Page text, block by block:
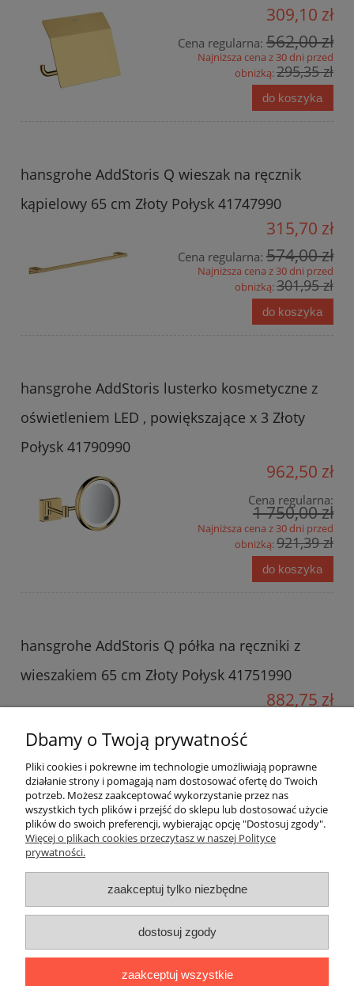
309,10 zł
Cena regularna: 562,00 zł
Najniższa cena z 30 dni przed
obniżką:295,35 zł
do koszyka
hansgrohe AddStoris Q wieszak na ręcznik
kąpielowy 65 cm Złoty Połysk 41747990
315,70 zł
Cena regularna: 574,00 zł
Najniższa cena z 30 dni przed
obniżką:301,95 zł
do koszyka
hansgrohe AddStoris lusterko kosmetyczne z
oświetleniem LED , powiększające x 3 Złoty
Połysk 41790990
962,50 zł
Cena regularna:
1 750,00 zł
Najniższa cena z 30 dni przed
obniżką:921,39 zł
do koszyka
hansgrohe AddStoris Q półka na ręczniki z
wieszakiem 65 cm Złoty Połysk 41751990
882,75 zł
obniżką:844,95 zł
do koszyka
Informacje o sklepie
Warunki zakupów
Twoje konto
Dbamy o Twoją prywatność
Pliki cookies i pokrewne im technologie umożliwiają poprawne
działanie strony i pomagają nam dostosować ofertę do Twoich
potrzeb. Możesz zaakceptować wykorzystanie przez nas
wszystkich tych plików i przejść do sklepu lub dostosować użycie
plików do swoich preferencji, wybierając opcję "Dostosuj zgody".
Więcej o plikach cookies przeczytasz w naszej Polityce
prywatności.
zaakceptuj tylko niezbędne
dostosuj zgody
zaakceptuj wszystkie